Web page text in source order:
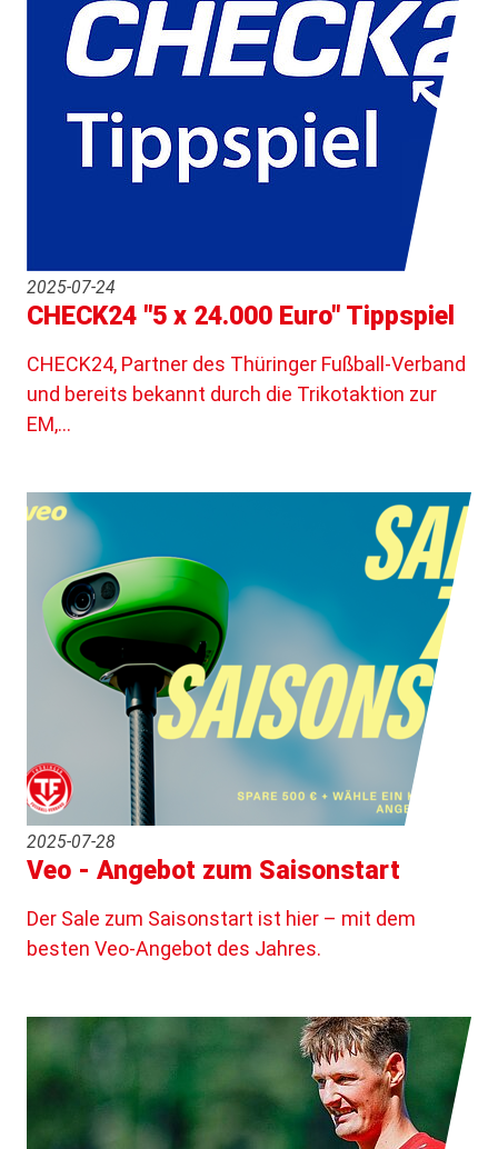
2025-07-24
CHECK24 "5 x 24.000 Euro" Tippspiel
CHECK24, Partner des Thüringer Fußball-Verband
und bereits bekannt durch die Trikotaktion zur
EM,…
2025-07-28
Veo - Angebot zum Saisonstart
Der Sale zum Saisonstart ist hier – mit dem
besten Veo-Angebot des Jahres.